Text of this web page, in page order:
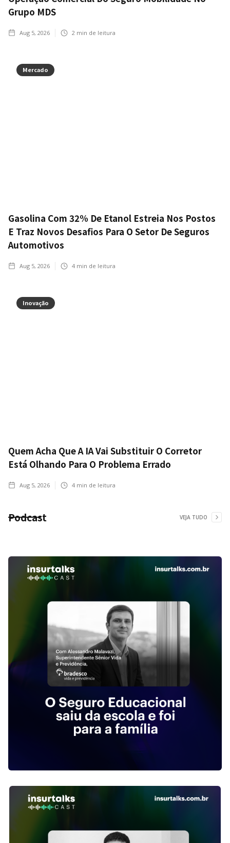
Grupo MDS
Aug 5, 2026 2 min de leitura
Mercado
Gasolina Com 32% De Etanol Estreia Nos Postos
E Traz Novos Desafios Para O Setor De Seguros
Automotivos
Aug 5, 2026 4 min de leitura
Inovação
Quem Acha Que A IA Vai Substituir O Corretor
Está Olhando Para O Problema Errado
Aug 5, 2026 4 min de leitura
Podcast VEJA TUDO